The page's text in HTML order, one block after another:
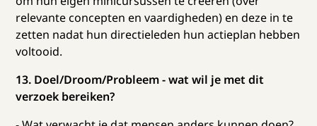
relevante concepten en vaardigheden) en deze in te
zetten nadat hun directieleden hun actieplan hebben
voltooid.
13. Doel/Droom/Probleem - wat wil je met dit
verzoek bereiken?